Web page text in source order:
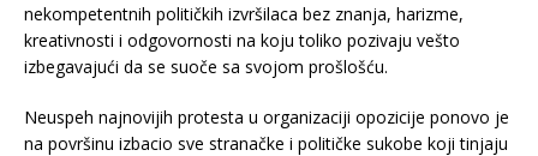
nekompetentnih političkih izvršilaca bez znanja, harizme,
kreativnosti i odgovornosti na koju toliko pozivaju vešto
izbegavajući da se suoče sa svojom prošlošću.
Neuspeh najnovijih protesta u organizaciji opozicije ponovo je
na površinu izbacio sve stranačke i političke sukobe koji tinjaju